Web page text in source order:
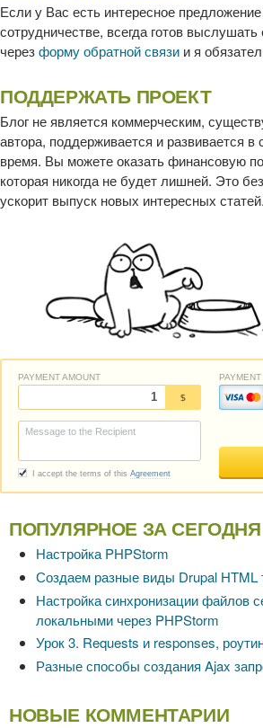
Если у Вас есть интересное
сотрудничестве, всегда готов
черезформу обратной связи и я
ПОДДЕРЖАТЬ ПРОЕКТ
Блог не является коммерческим,
автора, поддерживается и развивается в
время. Вы можете оказать финансовую
которая никогда не будет лишней. Это
ускорит выпуск новых интересных статей.
ПОПУЛЯРНОЕ ЗА СЕГОДНЯ
Настройка PHPStorm
Создаем разные виды Drupal HTML
Настройка синхронизации файлов
локальными через PHPStorm
Урок 3. Requests и responses,
Разные способы создания Ajax
НОВЫЕ КОММЕНТАРИИ